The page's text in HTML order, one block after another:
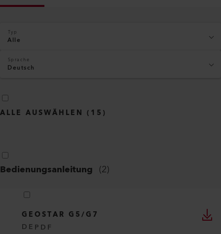
Typ
Alle
Sprache
Deutsch
ALLE AUSWÄHLEN ( 15 )
Bedienungsanleitung (2)
GEOSTAR G5/G7
DE PDF